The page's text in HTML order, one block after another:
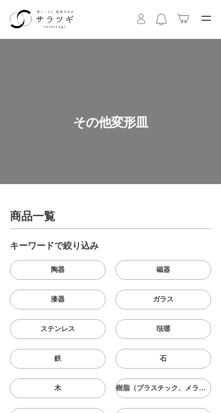
その他変形皿
商品一覧
キーワードで絞り込み
陶器 磁器
漆器 ガラス
ステンレス 琺瑯
鉄 石
木 樹脂（プラスチック、メラニン、シリコン等）